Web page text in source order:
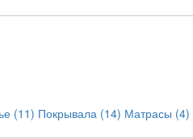
(11) Покрывала (14) Матрасы (4)